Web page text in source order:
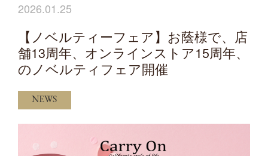
2026.01.25
【ノベルティーフェア】お蔭様で、店
舗13周年、オンラインストア15周年、
のノベルティフェア開催
NEWS